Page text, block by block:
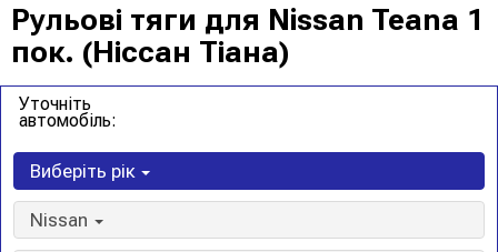
Рульові тяги для Nissan Teana 1
пок. (Ніссан Тіана)
Уточніть
автомобіль:
Виберіть рік
Nissan